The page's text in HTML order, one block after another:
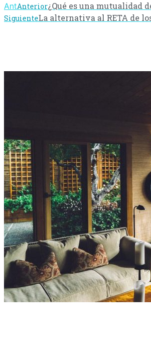
AntAnterior¿Qué es una mutualidad
SiguienteLa alternativa al RETA de